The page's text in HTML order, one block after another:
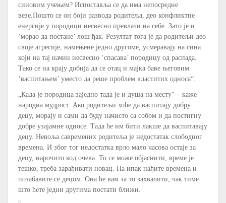
синовим учењем? Испоставља се да има непосредне
везе.Пошто се он боји развода родитеља, део конфликтне
енергије у породици несвесно превлачи на себе. Зато је и
‘морао да постане’ лош ђак. Резултат тога је да родитељи део
своје агресије, намењене једно другоме, усмеравају на сина
који на тај начин несвесно ‘спасава’ породицу од распада.
Тако се на крају добија да се отац и мајка баве његовим
‘васпитањем’ уместо да реше проблем властитих односа“.
„Када је породица заједно тада је и душа на месту“ – каже
народна мудрост. Ако родитељи хоће да васпитају добру
децу, морају и сами да буду начисто са собом и да постигну
добре узајамне односе. Тада ће им бити лакше да васпитавају
децу. Невоља савремених родитеља је недостатак слободног
времена. И због тог недостатка врло мало часова остаје за
децу, нарочито код очева. То се може објаснити, време је
тешко, треба зарађивати новац. Па ипак нађите времена и
позабавите се децом. Она ће вам за то захвалити, чак тиме
што ћете једни другима постати ближи.